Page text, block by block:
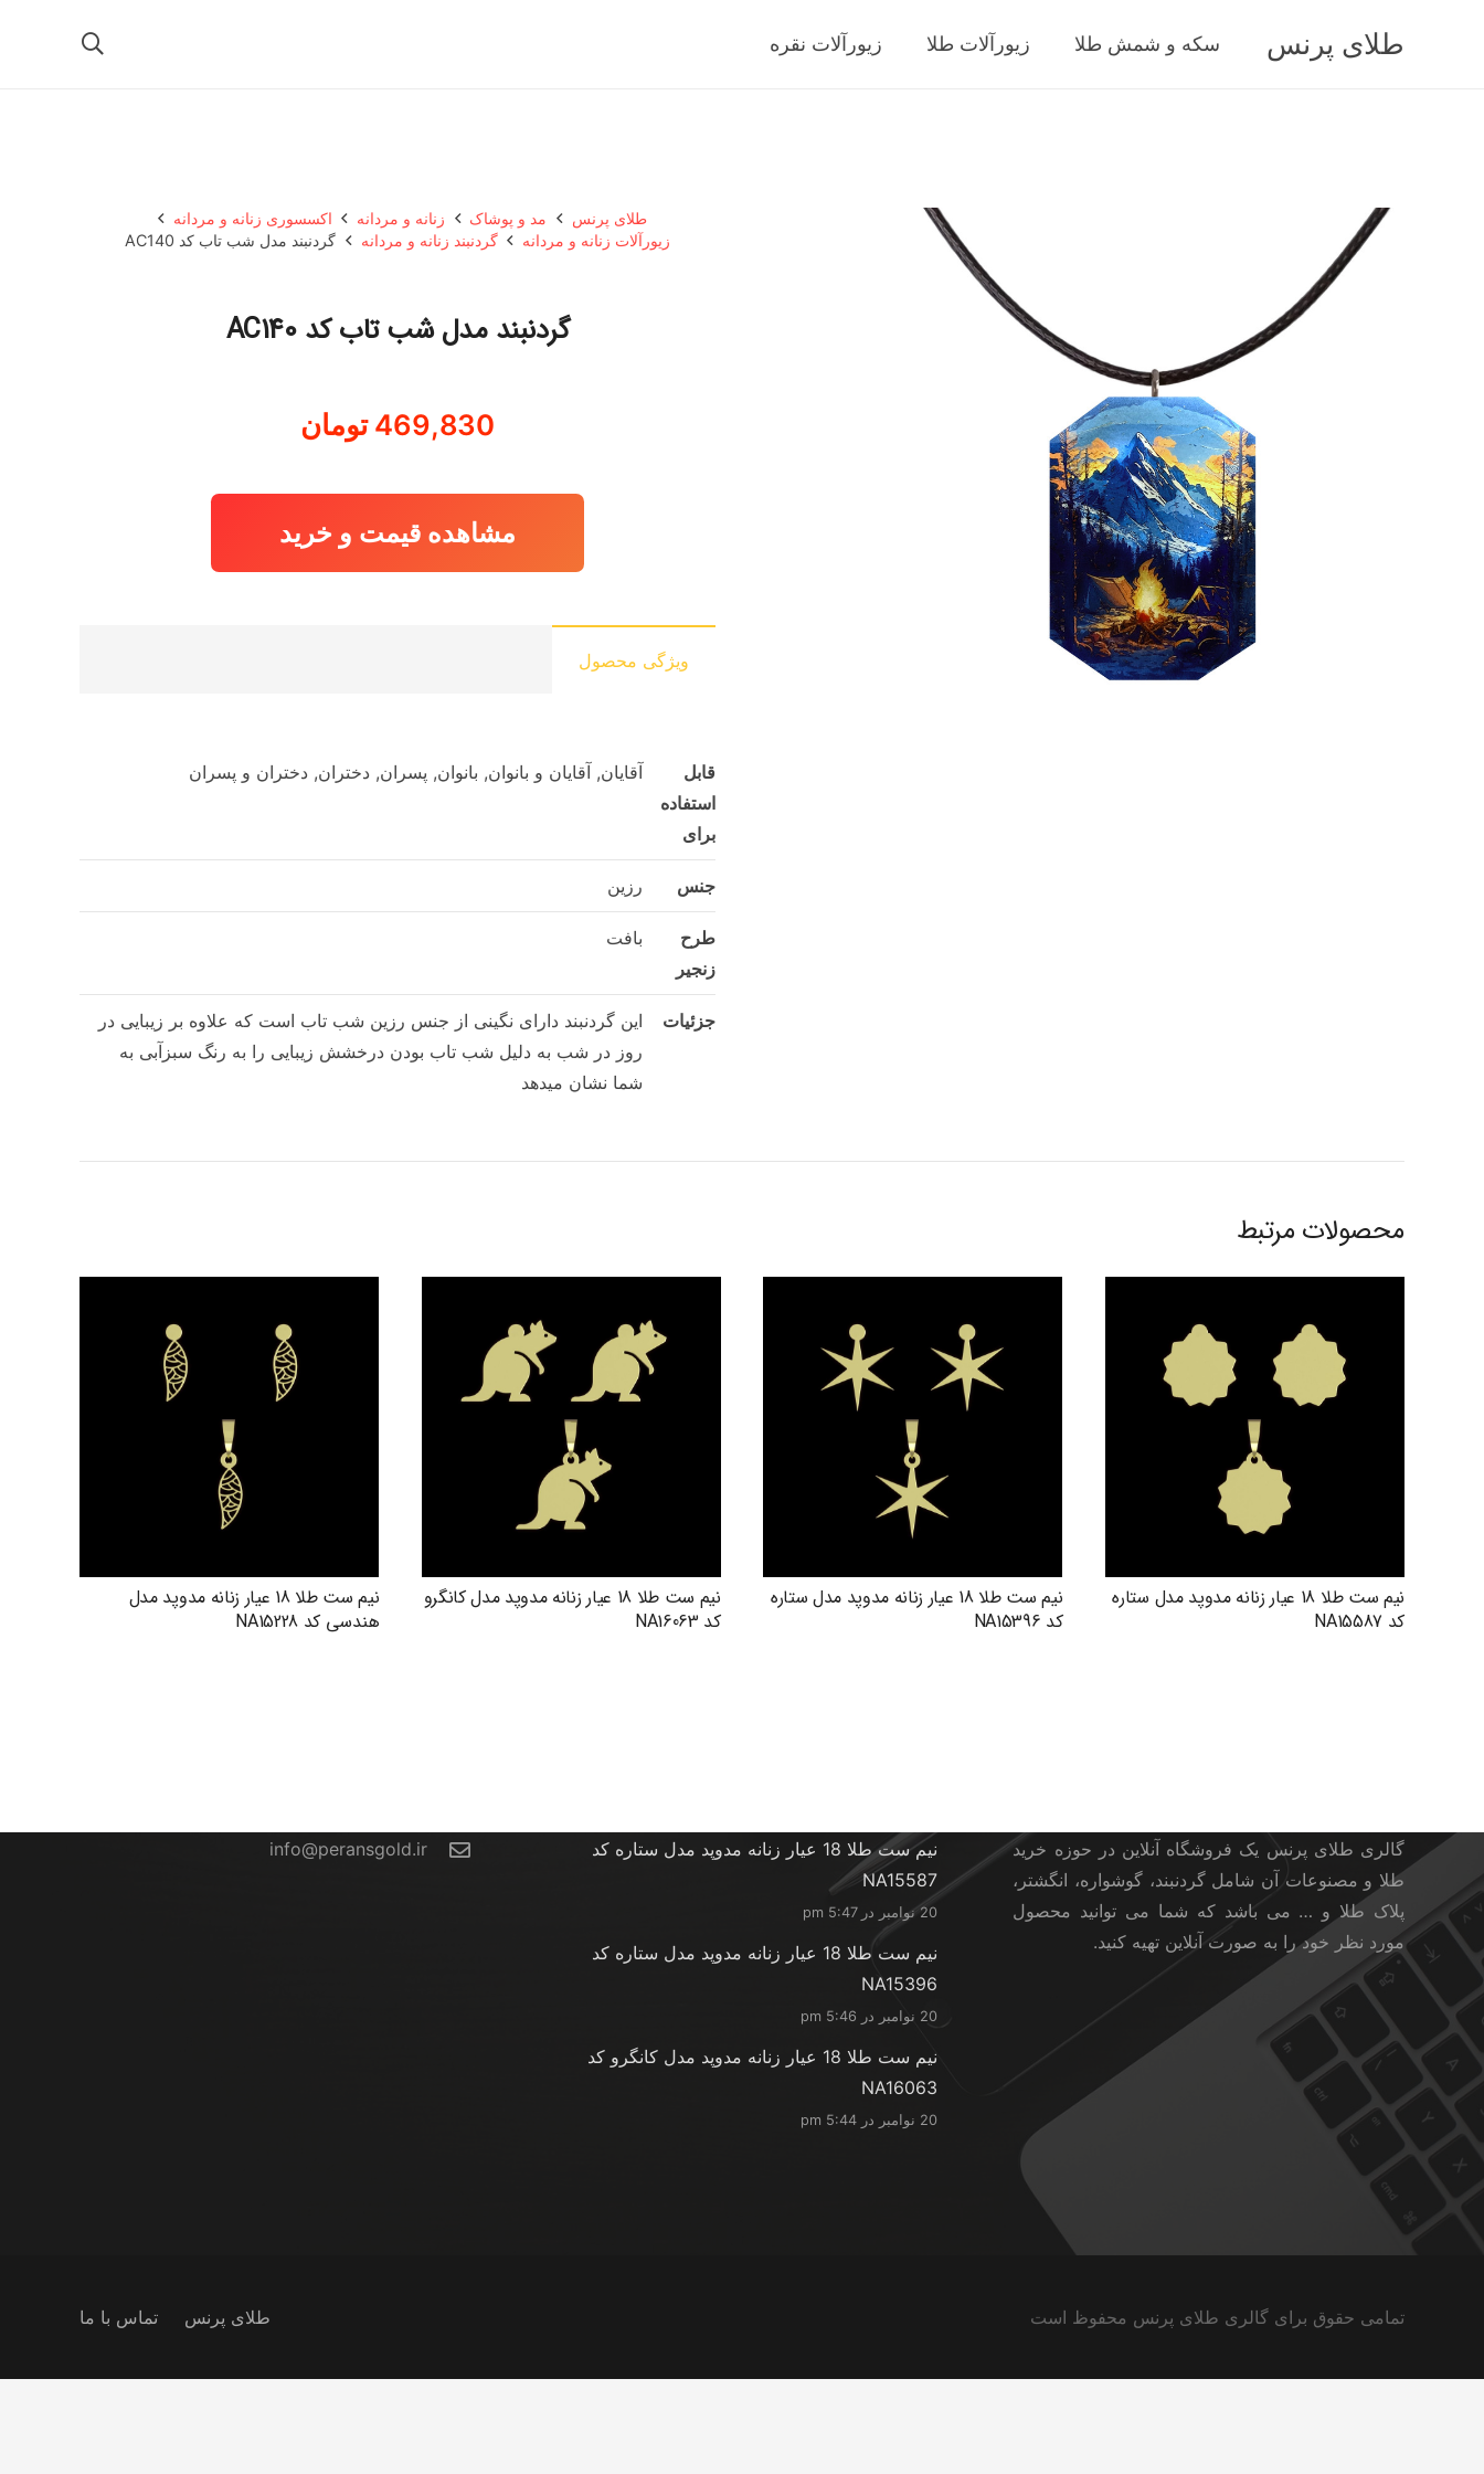
طلای پرنس سکه و شمش طلا زیورآلات طلا زیورآلات نقره
طلای پرنس مد و پوشاک زنانه و مردانه
اکسسوری زنانه و مردانه
زیورآلات زنانه و مردانه
گردنبند زنانه و مردانه گردنبند مدل شب تاب کد AC140
گردنبند مدل شب تاب کد AC140
469,830 تومان
مشاهده قیمت و خرید
ویژگی محصول
قابل
استفاده
برای
آقایان, آقایان و بانوان, بانوان, پسران, دختران, دختران و پسران
جنس رزین
طرح
زنجیر
بافت
جزئیات
این گردنبند دارای نگینی از جنس رزین شب تاب است که علاوه بر زیبایی در
روز در شب به دلیل شب تاب بودن درخشش زیبایی را به رنگ سبزآبی به
شما نشان میدهد
محصولات مرتبط
نیم ست طلا 18 عیار زنانه مدوپد مدل ستاره
کد NA15587
نیم ست طلا 18 عیار زنانه مدوپد مدل ستاره
کد NA15396
نیم ست طلا 18 عیار زنانه مدوپد مدل کانگرو
کد NA16063
نیم ست طلا 18 عیار زنانه مدوپد مدل
هندسی کد NA15228
گالری طلای پرنس یک فروشگاه آنلاین در حوزه خرید
طلا و مصنوعات آن شامل گردنبند، گوشواره، انگشتر،
پلاک طلا و … می باشد که شما می توانید محصول
مورد نظر خود را به صورت آنلاین تهیه کنید.
نیم ست طلا 18 عیار زنانه مدوپد مدل ستاره کد
NA15587
20 نوامبر در 5:47 pm
نیم ست طلا 18 عیار زنانه مدوپد مدل ستاره کد
NA15396
20 نوامبر در 5:46 pm
نیم ست طلا 18 عیار زنانه مدوپد مدل کانگرو کد
NA16063
20 نوامبر در 5:44 pm
info@peransgold.ir
تمامی حقوق برای گالری طلای پرنس محفوظ است طلای پرنس تماس با ما